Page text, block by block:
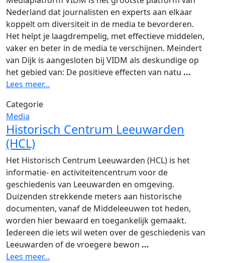
Nederland dat journalisten en experts aan elkaar
koppelt om diversiteit in de media te bevorderen.
Het helpt je laagdrempelig, met effectieve middelen,
vaker en beter in de media te verschijnen. Meindert
van Dijk is aangesloten bij VIDM als deskundige op
het gebied van: De positieve effecten van natu ...
Lees meer...
Categorie
Media
Historisch Centrum Leeuwarden
(HCL)
Het Historisch Centrum Leeuwarden (HCL) is het
informatie- en activiteitencentrum voor de
geschiedenis van Leeuwarden en omgeving.
Duizenden strekkende meters aan historische
documenten, vanaf de Middeleeuwen tot heden,
worden hier bewaard en toegankelijk gemaakt.
Iedereen die iets wil weten over de geschiedenis van
Leeuwarden of de vroegere bewon ...
Lees meer...